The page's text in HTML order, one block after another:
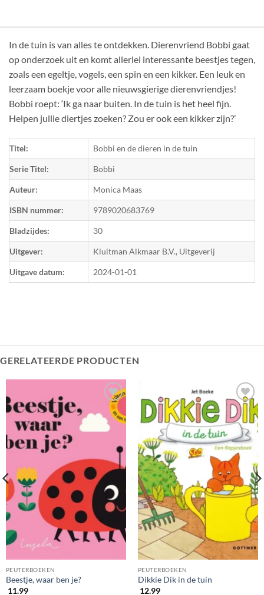
In de tuin is van alles te ontdekken. Dierenvriend Bobbi gaat
op onderzoek uit en komt allerlei interessante beestjes tegen,
zoals een egeltje, vogels, een spin en een kikker. Een leuk en
leerzaam boekje voor alle nieuwsgierige dierenvriendjes!
Bobbi roept: ‘Ik ga naar buiten. In de tuin is het heel fijn.
Helpen jullie diertjes zoeken? Zou er ook een kikker zijn?’
Titel: Bobbi en de dieren in de tuin
Serie Titel: Bobbi
Auteur: Monica Maas
ISBN nummer: 9789020683769
Bladzijdes: 30
Uitgever: Kluitman Alkmaar B.V., Uitgeverij
Uitgave datum: 2024-01-01
GERELATEERDE PRODUCTEN
PEUTERBOEKEN
Beestje, waar ben je?
11.99
PEUTERBOEKEN
Dikkie Dik in de tuin
12.99